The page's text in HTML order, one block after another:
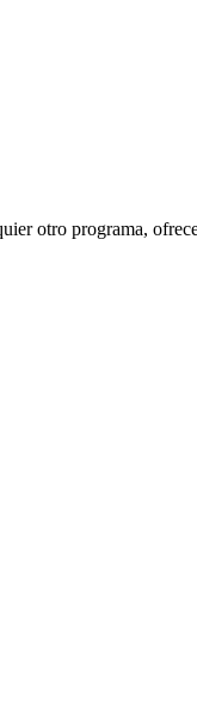
otro programa,